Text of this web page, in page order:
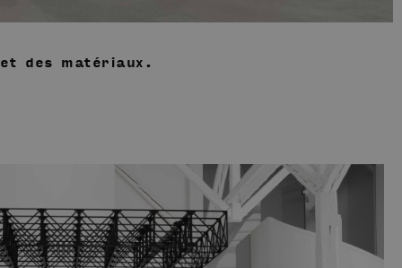
des matériaux.